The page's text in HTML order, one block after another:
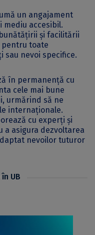
un angajament
accesibil.
și facilitării
pentru toate
nevoi specifice.
în permanență cu
cele mai bune
urmărind să ne
internaționale.
cu experți și
a asigura dezvoltarea
nevoilor tuturor
UB